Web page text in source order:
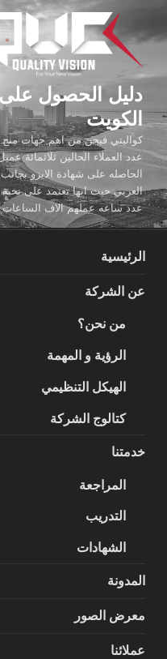
المحتوى
دليل الحصول
الكويت
كواليتي فيجن من اهم جهات منح
عدد العملاء الحالين ثلاثمائة
الحاصله على شهادة الايزو
العربي حيث انها تعتمد على
عدد ساعه عملهم الاف الساعات
الرئيسية
عن الشركة
من نحن؟
الرؤية و المهمة
الهيكل التنظيمي
كتالوج الشركة
خدمتنا
المراجعة
التدريب
الشهادات
المدونة
معرض الصور
عملائنا